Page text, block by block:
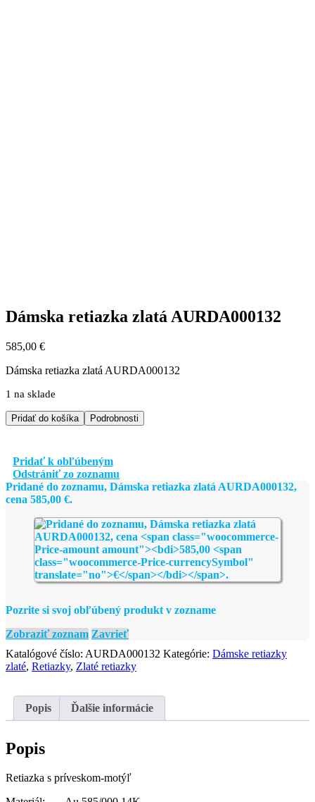
Dámska retiazka zlatá AURDA000132
585,00 €
Dámska retiazka zlatá AURDA000132
1 na sklade
množstvo
Dámska
AURDA000132
Pridať do košíka Podrobnosti
Pridať k obľúbeným
Odstrániť zo zoznamu
Pridané do zoznamu, Dámska retiazka zlatá AURDA000132,
cena 585,00 €.
Pozrite si svoj obľúbený produkt v zozname
Zobraziť zoznam Zavrieť
Katalógové číslo: AURDA000132 Kategórie: Dámske retiazky
zlaté, Retiazky, Zlaté retiazky
Popis Ďalšie informácie
Popis
Retiazka s príveskom-motýľ